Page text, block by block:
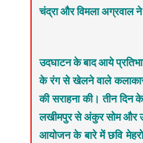
चंद्रा और विमला अग्रवाल
उदघाटन के बाद आये
के रंग से खेलने वाले
की सराहना की। तीन दिन
लखीमपुर से अंकुर सोम और
आयोजन के बारे में छवि